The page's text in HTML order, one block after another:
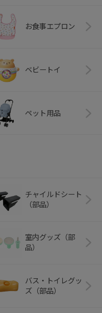
お食事エプロン
ベビートイ
ペット用品
チャイルドシート
（部品）
室内グッズ（部
品）
バス・トイレグッ
ズ（部品）